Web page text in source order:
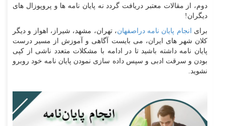
دوم، از مقالات معتبر دریافت گردد نه پایان نامه ها و پروپوزال های
دیگران!
برای
انجام پایان نامه دراصفهان، تهران، مشهد، شیراز، اهواز و دیگر
کلان شهر های ایران، می بایست آگاهی و آموزش از مسیر درست
پایان نامه داشته باشید تا در ادامه با مشکلات متعدد ناشی از کپی
بودن و سرقت ادبی و سپس داده سازی نمودن پایان نامه خود روبرو
نشوید.